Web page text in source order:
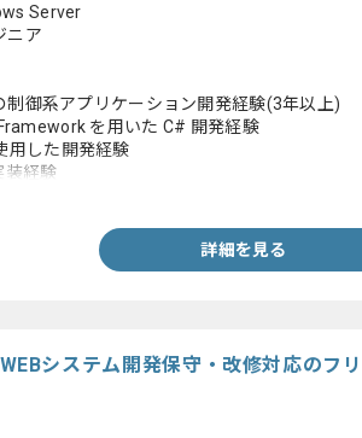
Server
ニア
制御系アプリケーション開発経験(3年以上)
を用いた C# 開発経験
用した開発経験
装経験
詳細を見る
WEBシステム開発保守・改修対応のフ